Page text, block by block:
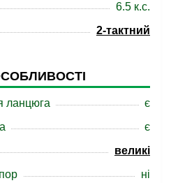
6.5 к.с.
2-тактний
ланцюга
є
є
великі
ні